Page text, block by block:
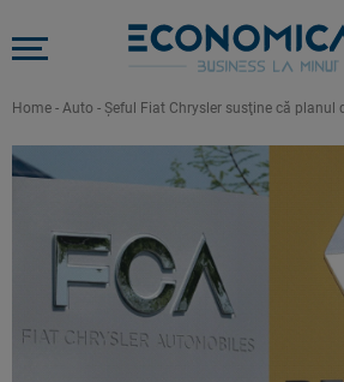
Home - Auto - Şeful Fiat Chrysler susţine că planul